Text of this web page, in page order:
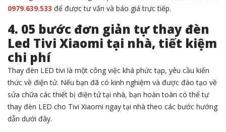
0979.639.533 để được tư vấn và báo giá trực tiếp.
4. 05 bước đơn giản tự thay đèn
Led Tivi Xiaomi tại nhà, tiết kiệm
chi phí
Thay đèn LED tivi là một công việc khá phức tạp, yêu cầu kiến
thức về điện tử. Nếu bạn đã có kinh nghiệm và được đào tạo về
sửa chữa các thiết bị điện tử tại nhà, bạn hoàn toàn có thể tự
thay đèn LED cho Tivi Xiaomi ngay tại nhà theo các bước hướng
dẫn dưới đây.